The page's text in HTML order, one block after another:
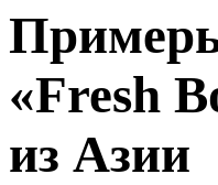
«Fresh
из Азии